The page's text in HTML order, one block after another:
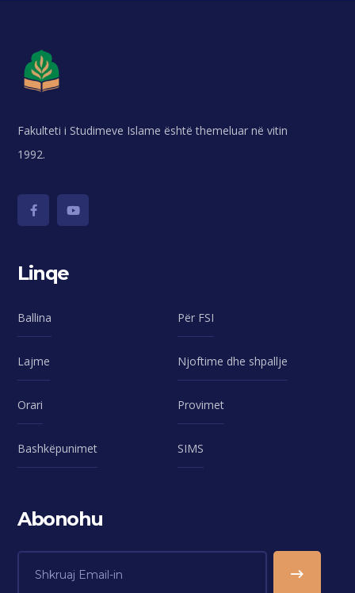
Fakulteti i Studimeve Islame është themeluar në vitin
1992.
Linqe
Ballina Për FSI
Lajme Njoftime dhe shpallje
Orari Provimet
Bashkëpunimet SIMS
Abonohu